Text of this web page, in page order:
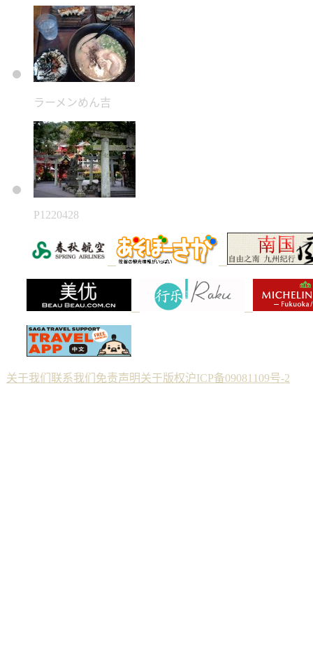
ラーメンめん吉
P1220428
关于我们 联系我们 免责声明关于版权沪ICP备09081109号-2